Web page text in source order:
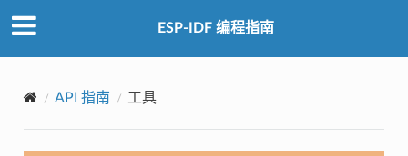
ESP-IDF 编程指南
API 指南 工具